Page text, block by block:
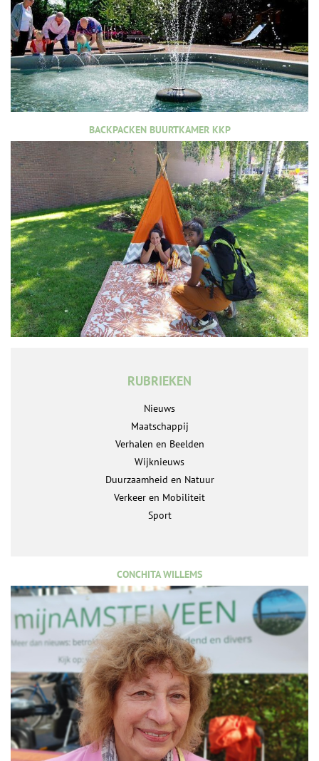
BACKPACKEN BUURTKAMER KKP
RUBRIEKEN
Nieuws
Maatschappij
Verhalen en Beelden
Wijknieuws
Duurzaamheid en Natuur
Verkeer en Mobiliteit
Sport
CONCHITA WILLEMS